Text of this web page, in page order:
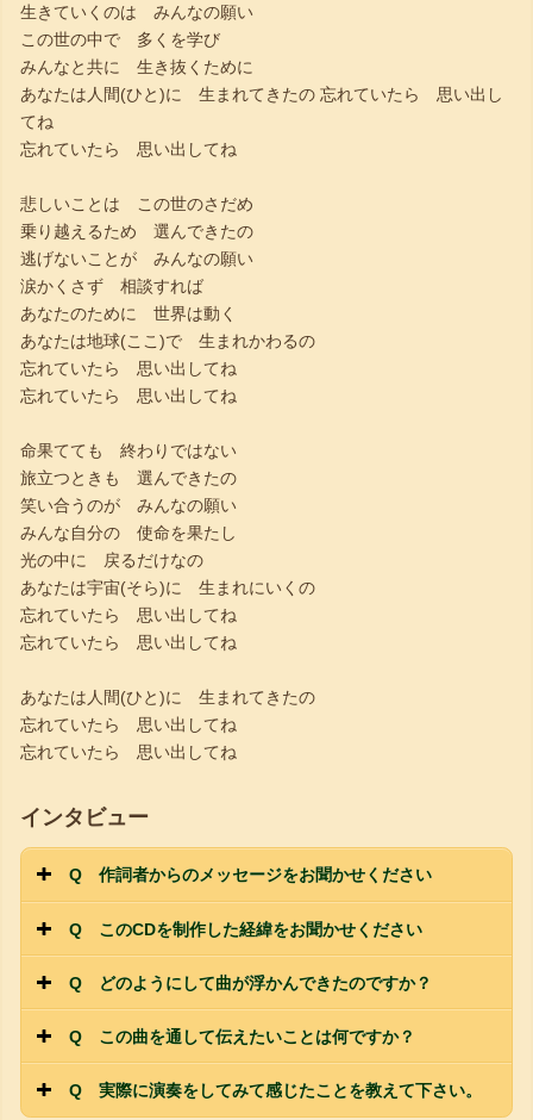
生きていくのは みんなの願い
この世の中で 多くを学び
みんなと共に 生き抜くために
あなたは人間(ひと)に 生まれてきたの 忘れていたら 思い出し
てね
忘れていたら 思い出してね
悲しいことは この世のさだめ
乗り越えるため 選んできたの
逃げないことが みんなの願い
涙かくさず 相談すれば
あなたのために 世界は動く
あなたは地球(ここ)で 生まれかわるの
忘れていたら 思い出してね
忘れていたら 思い出してね
命果てても 終わりではない
旅立つときも 選んできたの
笑い合うのが みんなの願い
みんな自分の 使命を果たし
光の中に 戻るだけなの
あなたは宇宙(そら)に 生まれにいくの
忘れていたら 思い出してね
忘れていたら 思い出してね
あなたは人間(ひと)に 生まれてきたの
忘れていたら 思い出してね
忘れていたら 思い出してね
インタビュー
Q 作詞者からのメッセージをお聞かせください
Q このCDを制作した経緯をお聞かせください
Q どのようにして曲が浮かんできたのですか？
Q この曲を通して伝えたいことは何ですか？
Q 実際に演奏をしてみて感じたことを教えて下さい。